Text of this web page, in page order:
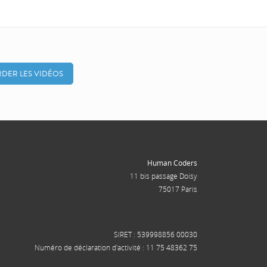
LES VIDÉOS
Human Coders
11 bis passage Doisy
75017 Paris
SIRET : 539998856 00030
Numéro de déclaration d'activité : 11 75 48362 75